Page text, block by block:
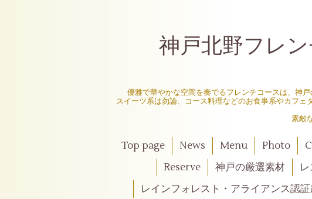
神戸北野フレ
〜シ
優雅で華やかな空間を奏でるフレンチコースは、神
スイーツ系は勿論、コース料理などのお食事系やカフ
素敵
Top page News Menu Photo
Reserve
神戸の厳選素材
レインフォレスト・アライアンス認